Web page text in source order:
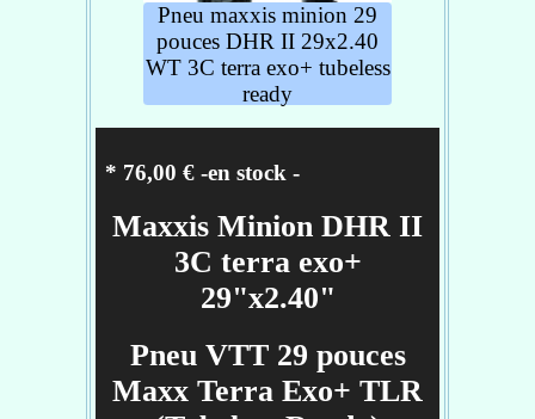
Pneu maxxis minion 29
pouces DHR II 29x2.40
WT 3C terra exo+ tubeless
ready
* 76,00 € -en stock -
Maxxis Minion DHR II
3C terra exo+
29"x2.40"
Pneu VTT 29 pouces
Maxx Terra Exo+ TLR